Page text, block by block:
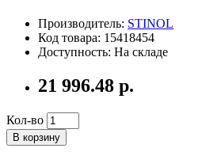
Производитель: STINOL
Код товара: 15418454
Доступность: На складе
21 996.48 р.
Кол-во
В корзину